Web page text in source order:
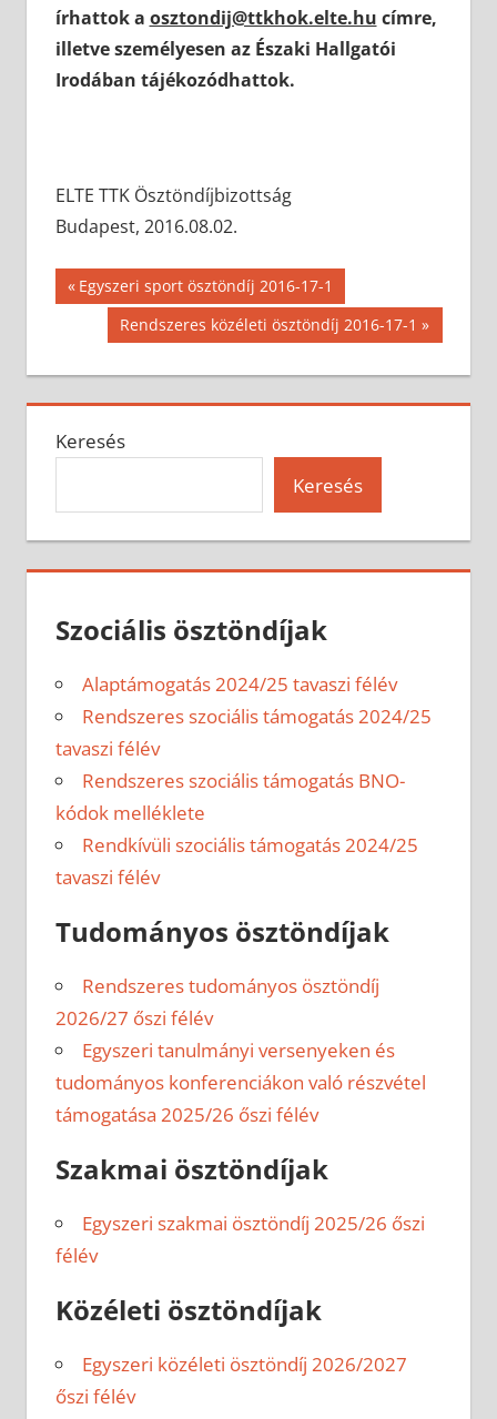
írhattok a osztondij@ttkhok.elte.hu címre,
illetve személyesen az Északi Hallgatói
Irodában tájékozódhattok.
ELTE TTK Ösztöndíjbizottság
Budapest, 2016.08.02.
Bejegyzés
navigáció
Previous
Post:
Egyszeri sport ösztöndíj 2016-17-1
Next
Rendszeres közéleti ösztöndíj 2016-17-1
Keresés
Keresés
Szociális ösztöndíjak
Alaptámogatás 2024/25 tavaszi félév
Rendszeres szociális támogatás 2024/25
tavaszi félév
Rendszeres szociális támogatás BNO-
kódok melléklete
Rendkívüli szociális támogatás 2024/25
tavaszi félév
Tudományos ösztöndíjak
Rendszeres tudományos ösztöndíj
2026/27 őszi félév
Egyszeri tanulmányi versenyeken és
tudományos konferenciákon való részvétel
támogatása 2025/26 őszi félév
Szakmai ösztöndíjak
Egyszeri szakmai ösztöndíj 2025/26 őszi
félév
Közéleti ösztöndíjak
Egyszeri közéleti ösztöndíj 2026/2027
őszi félév